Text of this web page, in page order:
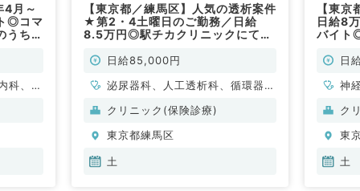
4月～
◎コマ
うち1
科、腎
【東京都／練馬区】人気の透析案件
★第2・4土曜日のご勤務／日給
8.5万円◎駅チカクリニックにて透
透析科、腎臓内科、循環器内科、泌
日給85,000円
泌尿器科、人工透析科、循環器内
科、腎臓内科
クリニック(保険診療)
東京都練馬区
土
【東
日給8
バイト
日
神
脳
シ
一
ク
東
土